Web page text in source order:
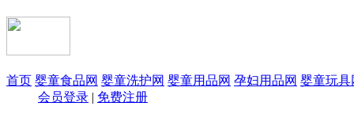
首页 婴童食品网 婴童洗护网 婴童用品网 孕妇用品网 婴童玩具
会员登录 | 免费注册